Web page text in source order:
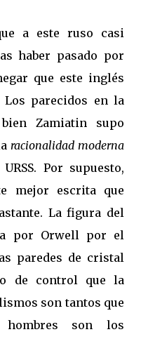
a este ruso casi
haber pasado por
que este inglés
parecidos en la
Zamiatin supo
racionalidad moderna
Por supuesto,
mejor escrita que
La figura del
por Orwell por el
paredes de cristal
de control que la
son tantos que
son los